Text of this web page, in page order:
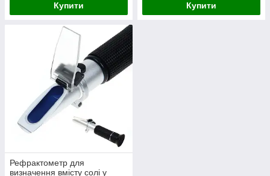
Купити Купити
Рефрактометр для
визначення вмісту солі у